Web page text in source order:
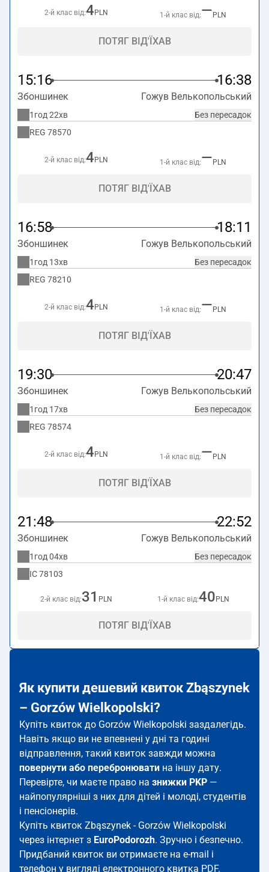
2-й клас від:4 PLN 1-й клас від:— PLN
ПОТЯГ ВІД'ЇХАВ
15:16 16:38
Збоншинек Гожув Велькопольський
Без пересадок
1год 22хв
REG 78570
2-й клас від:4 PLN 1-й клас від:— PLN
ПОТЯГ ВІД'ЇХАВ
16:58 18:11
Збоншинек Гожув Велькопольський
Без пересадок
1год 13хв
REG 78210
2-й клас від:4 PLN 1-й клас від:— PLN
ПОТЯГ ВІД'ЇХАВ
19:30 20:47
Збоншинек Гожув Велькопольський
Без пересадок
1год 17хв
REG 78574
2-й клас від:4 PLN 1-й клас від:— PLN
ПОТЯГ ВІД'ЇХАВ
21:48 22:52
Збоншинек Гожув Велькопольський
Без пересадок
1год 04хв
IC78103
2-й клас від:31 PLN 1-й клас від:40 PLN
ПОТЯГ ВІД'ЇХАВ
Як купити дешевий квиток Zbąszynek
– Gorzów Wielkopolski?
Купіть квиток до Gorzów Wielkopolski заздалегідь.
Навіть якщо ви не впевнені у дні та годині
відправлення, такий квиток завжди можна
повернути або перебронювати на іншу дату.
Перевірте, чи маєте право на знижки PKP —
найпопулярніші з них для дітей і молоді, студентів
і пенсіонерів.
Купіть квиток Zbąszynek - Gorzów Wielkopolski
через інтернет з EuroPodorozh. Зручно і безпечно.
Придбаний квиток ви отримаєте на e-mail і
телефон у вигляді електронного квитка PDF.